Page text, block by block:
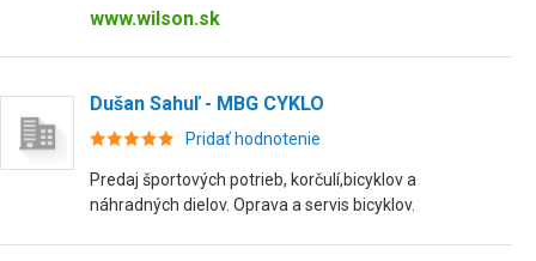
www.wilson.sk
Dušan Sahuľ - MBG CYKLO
Pridať hodnotenie
Predaj športových potrieb, korčulí,bicyklov a
náhradných dielov. Oprava a servis bicyklov.